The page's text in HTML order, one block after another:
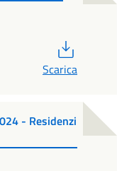
Scarica
- Residenzi